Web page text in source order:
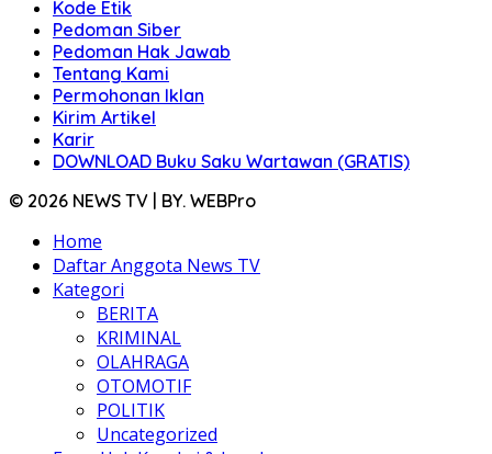
Kode Etik
Pedoman Siber
Pedoman Hak Jawab
Tentang Kami
Permohonan Iklan
Kirim Artikel
Karir
DOWNLOAD Buku Saku Wartawan (GRATIS)
© 2026 NEWS TV | BY. WEBPro
Home
Daftar Anggota News TV
Kategori
BERITA
KRIMINAL
OLAHRAGA
OTOMOTIF
POLITIK
Uncategorized